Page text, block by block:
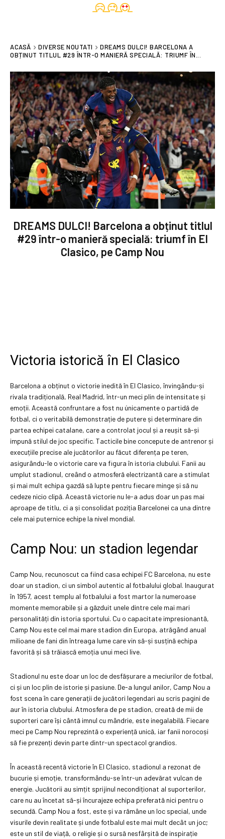
ACASĂ DIVERSE NOUTATI
DREAMS DULCI! BARCELONA A
OBȚINUT TITLUL #29 ÎNTR-O MANIERĂ SPECIALĂ: TRIUMF ÎN...
DREAMS DULCI! Barcelona a obținut titlul
#29 într-o manieră specială: triumf în El
Clasico, pe Camp Nou
Victoria istorică în El Clasico
Barcelona a obținut o victorie inedită în El Clasico, învingându-și
rivala tradițională, Real Madrid, într-un meci plin de intensitate și
emoții. Această confruntare a fost nu únicamente o partidă de
fotbal, ci o veritabilă demonstrație de putere și determinare din
partea echipei catalane, care a controlat jocul și a reușit să-și
impună stilul de joc specific. Tacticile bine concepute de antrenor și
execuțiile precise ale jucătorilor au făcut diferența pe teren,
asigurându-le o victorie care va figura în istoria clubului. Fanii au
umplut stadionul, creând o atmosferă electrizantă care a stimulat
și mai mult echipa gazdă să lupte pentru fiecare minge și să nu
cedeze nicio clipă. Această victorie nu le-a adus doar un pas mai
aproape de titlu, ci a și consolidat poziția Barcelonei ca una dintre
cele mai puternice echipe la nivel mondial.
Camp Nou: un stadion legendar
Camp Nou, recunoscut ca fiind casa echipei FC Barcelona, nu este
doar un stadion, ci un simbol autentic al fotbalului global. Inaugurat
în 1957, acest templu al fotbalului a fost martor la numeroase
momente memorabile și a găzduit unele dintre cele mai mari
personalități din istoria sportului. Cu o capacitate impresionantă,
Camp Nou este cel mai mare stadion din Europa, atrăgând anual
milioane de fani din întreaga lume care vin să-și susțină echipa
favorită și să trăiască emoția unui meci live.
Stadionul nu este doar un loc de desfășurare a meciurilor de fotbal,
ci și un loc plin de istorie și pasiune. De-a lungul anilor, Camp Nou a
fost scena în care generații de jucători legendari au scris pagini de
aur în istoria clubului. Atmosfera de pe stadion, creată de mii de
suporteri care își cântă imnul cu mândrie, este inegalabilă. Fiecare
meci pe Camp Nou reprezintă o experiență unică, iar fanii norocoși
să fie prezenți devin parte dintr-un spectacol grandios.
În această recentă victorie în El Clasico, stadionul a rezonat de
bucurie și emoție, transformându-se într-un adevărat vulcan de
energie. Jucătorii au simțit sprijinul necondiționat al suporterilor,
care nu au încetat să-și încurajeze echipa preferată nici pentru o
secundă. Camp Nou a fost, este și va rămâne un loc special, unde
visurile devin realitate și unde fotbalul este mai mult decât un joc;
este un stil de viață, o religie și o sursă nesfârșită de inspirație